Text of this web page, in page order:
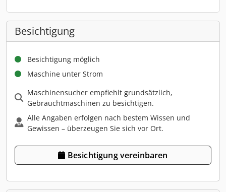
Besichtigung
Besichtigung möglich
Maschine unter Strom
Maschinensucher empfiehlt grundsätzlich,
Gebrauchtmaschinen zu besichtigen.
Alle Angaben erfolgen nach bestem Wissen und
Gewissen – überzeugen Sie sich vor Ort.
Besichtigung vereinbaren